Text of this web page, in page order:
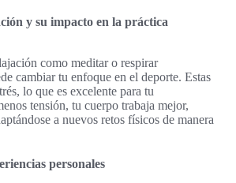
y su impacto en la práctica
como meditar o respirar
cambiar tu enfoque en el deporte. Estas
lo que es excelente para tu
tensión, tu cuerpo trabaja mejor,
a nuevos retos físicos de manera
personales